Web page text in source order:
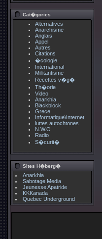
Cat�gories
Alternatives
Anarchisme
Anglais
Appel
Autres
Citations
�cologie
International
Millitantisme
Recettes v�g�
Th�orie
Video
Anarkhia
Blackblock
Grece
Informatique\Internet
luttes autochtones
N.W.O
Radio
S�curit�
Sites H�berg�
Anarkhia
Sabotage Media
Jeunesse Apatride
KKKanada
Quebec Underground